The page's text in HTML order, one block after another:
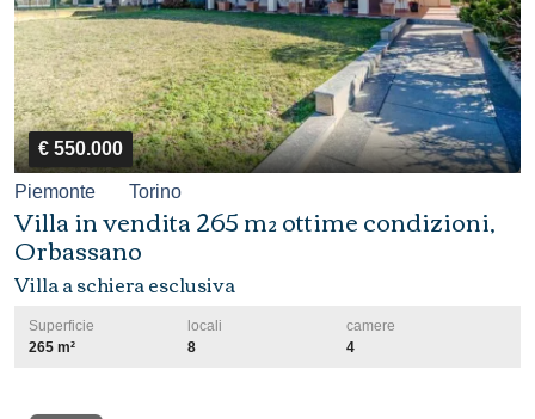
€ 550.000
Piemonte Torino
Villa in vendita 265 m² ottime condizioni,
Orbassano
Villa a schiera esclusiva
Superficie
265 m²
locali
8
camere
4